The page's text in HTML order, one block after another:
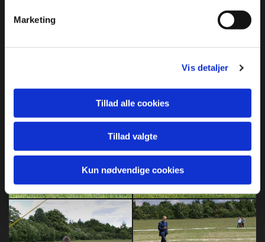
Marketing
Vis detaljer
Tillad alle cookies
Tillad valgte
Kun nødvendige cookies